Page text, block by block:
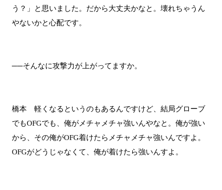
う？」と思いました。だから大丈夫かなと。壊れちゃうん
やないかと心配です。
──そんなに攻撃力が上がってますか。
橋本 軽くなるというのもあるんですけど、結局グローブ
でもOFGでも、俺がメチャメチャ強いんやなと。俺が強い
から、その俺がOFG着けたらメチャメチャ強いんですよ。
OFGがどうじゃなくて、俺が着けたら強いんすよ。